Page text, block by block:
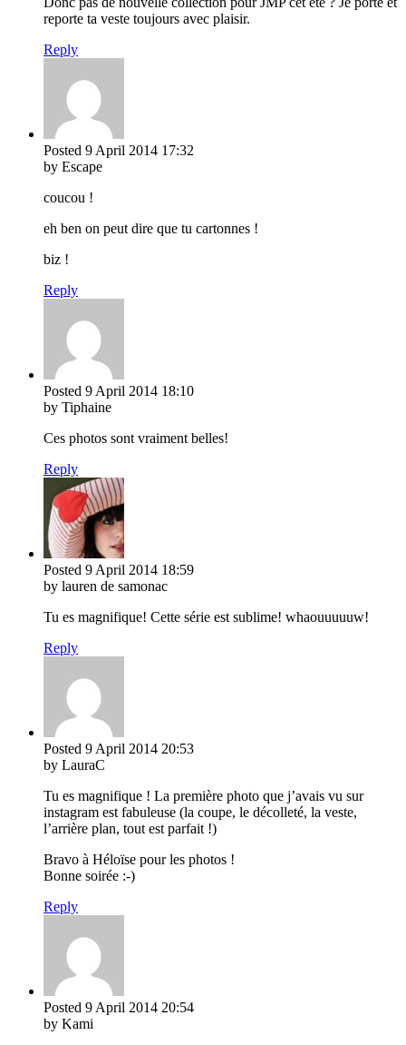
reporte ta veste toujours avec plaisir.
Reply
Posted 9 April 2014 17:32
by Escape
coucou !
eh ben on peut dire que tu cartonnes !
biz !
Reply
Posted 9 April 2014 18:10
by Tiphaine
Ces photos sont vraiment belles!
Reply
Posted 9 April 2014 18:59
by lauren de samonac
Tu es magnifique! Cette série est sublime! whaouuuuuw!
Reply
Posted 9 April 2014 20:53
by LauraC
Tu es magnifique ! La première photo que j’avais vu sur
instagram est fabuleuse (la coupe, le décolleté, la veste,
l’arrière plan, tout est parfait !)
Bravo à Héloïse pour les photos !
Bonne soirée :-)
Reply
Posted 9 April 2014 20:54
by Kami